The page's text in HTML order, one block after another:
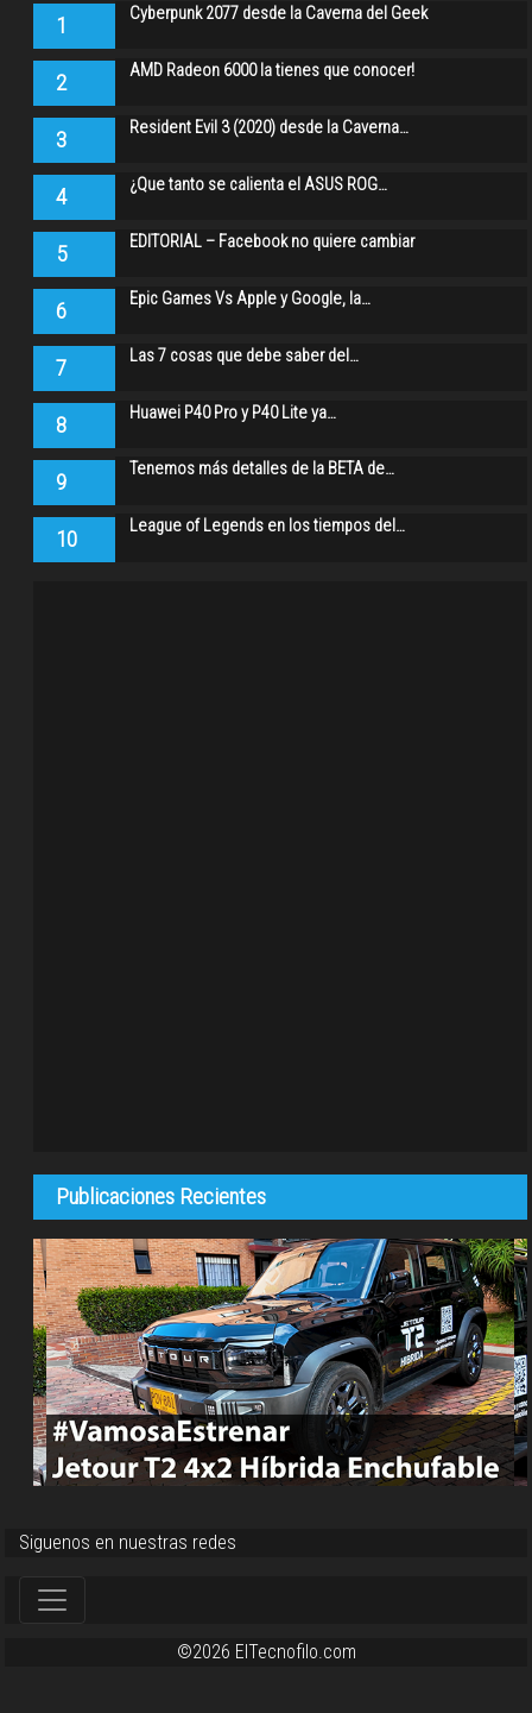
1 Cyberpunk 2077 desde la Caverna del Geek
2 AMD Radeon 6000 la tienes que conocer!
3 Resident Evil 3 (2020) desde la Caverna…
4 ¿Que tanto se calienta el ASUS ROG…
5 EDITORIAL – Facebook no quiere cambiar
6 Epic Games Vs Apple y Google, la…
7 Las 7 cosas que debe saber del…
8 Huawei P40 Pro y P40 Lite ya…
9 Tenemos más detalles de la BETA de…
10 League of Legends en los tiempos del…
Publicaciones Recientes
Siguenos en nuestras redes
©2026 ElTecnofilo.com